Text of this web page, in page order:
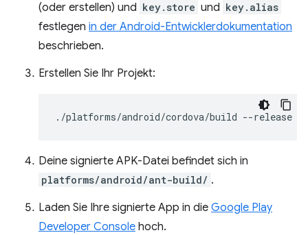
(oder erstellen) und key.store und key.alias
festlegen in der Android-Entwicklerdokumentation
beschrieben.
Erstellen Sie Ihr Projekt:
./platforms/android/cordova/build
Deine signierte APK-Datei befindet sich in
platforms/android/ant-build/ .
Laden Sie Ihre signierte App in die Google Play
Developer Console hoch.